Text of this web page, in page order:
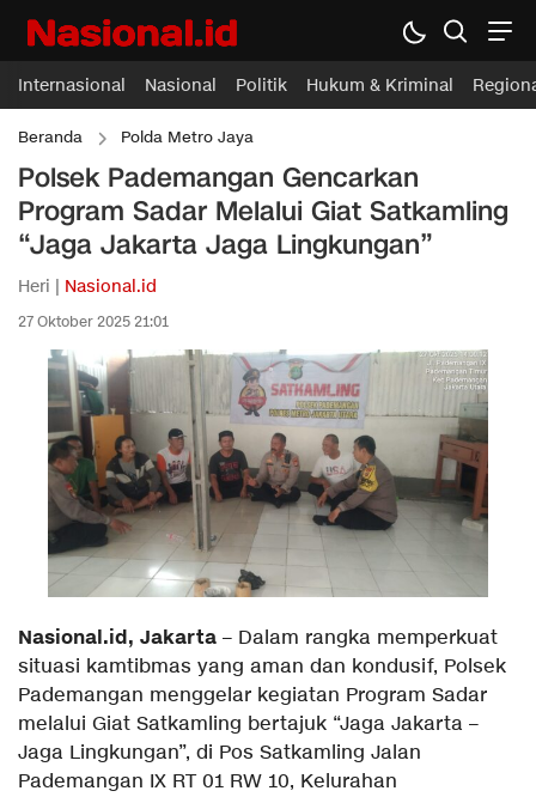
Internasional Nasional Politik Hukum & Kriminal
Beranda Polda Metro Jaya
Polsek Pademangan Gencarkan
Program Sadar Melalui Giat Satkamling
“Jaga Jakarta Jaga Lingkungan”
Heri | Nasional.id
27 Oktober 2025 21:01
Nasional.id, Jakarta – Dalam rangka memperkuat
situasi kamtibmas yang aman dan kondusif, Polsek
Pademangan menggelar kegiatan Program Sadar
melalui Giat Satkamling bertajuk “Jaga Jakarta –
Jaga Lingkungan”, di Pos Satkamling Jalan
Pademangan IX RT 01 RW 10, Kelurahan